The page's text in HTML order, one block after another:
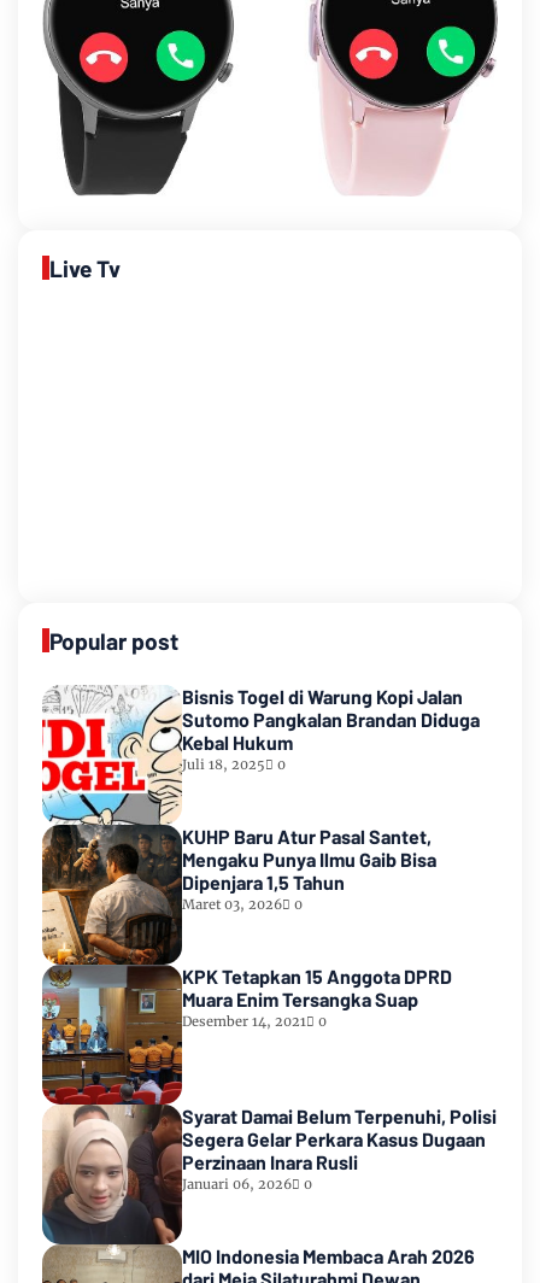
Live Tv
Popular post
Bisnis Togel di Warung Kopi Jalan
Sutomo Pangkalan Brandan Diduga
Kebal Hukum
Juli 18, 2025 0
KUHP Baru Atur Pasal Santet,
Mengaku Punya Ilmu Gaib Bisa
Dipenjara 1,5 Tahun
Maret 03, 2026 0
KPK Tetapkan 15 Anggota DPRD
Muara Enim Tersangka Suap
Desember 14, 2021 0
Syarat Damai Belum Terpenuhi, Polisi
Segera Gelar Perkara Kasus Dugaan
Perzinaan Inara Rusli
Januari 06, 2026 0
MIO Indonesia Membaca Arah 2026
dari Meja Silaturahmi Dewan